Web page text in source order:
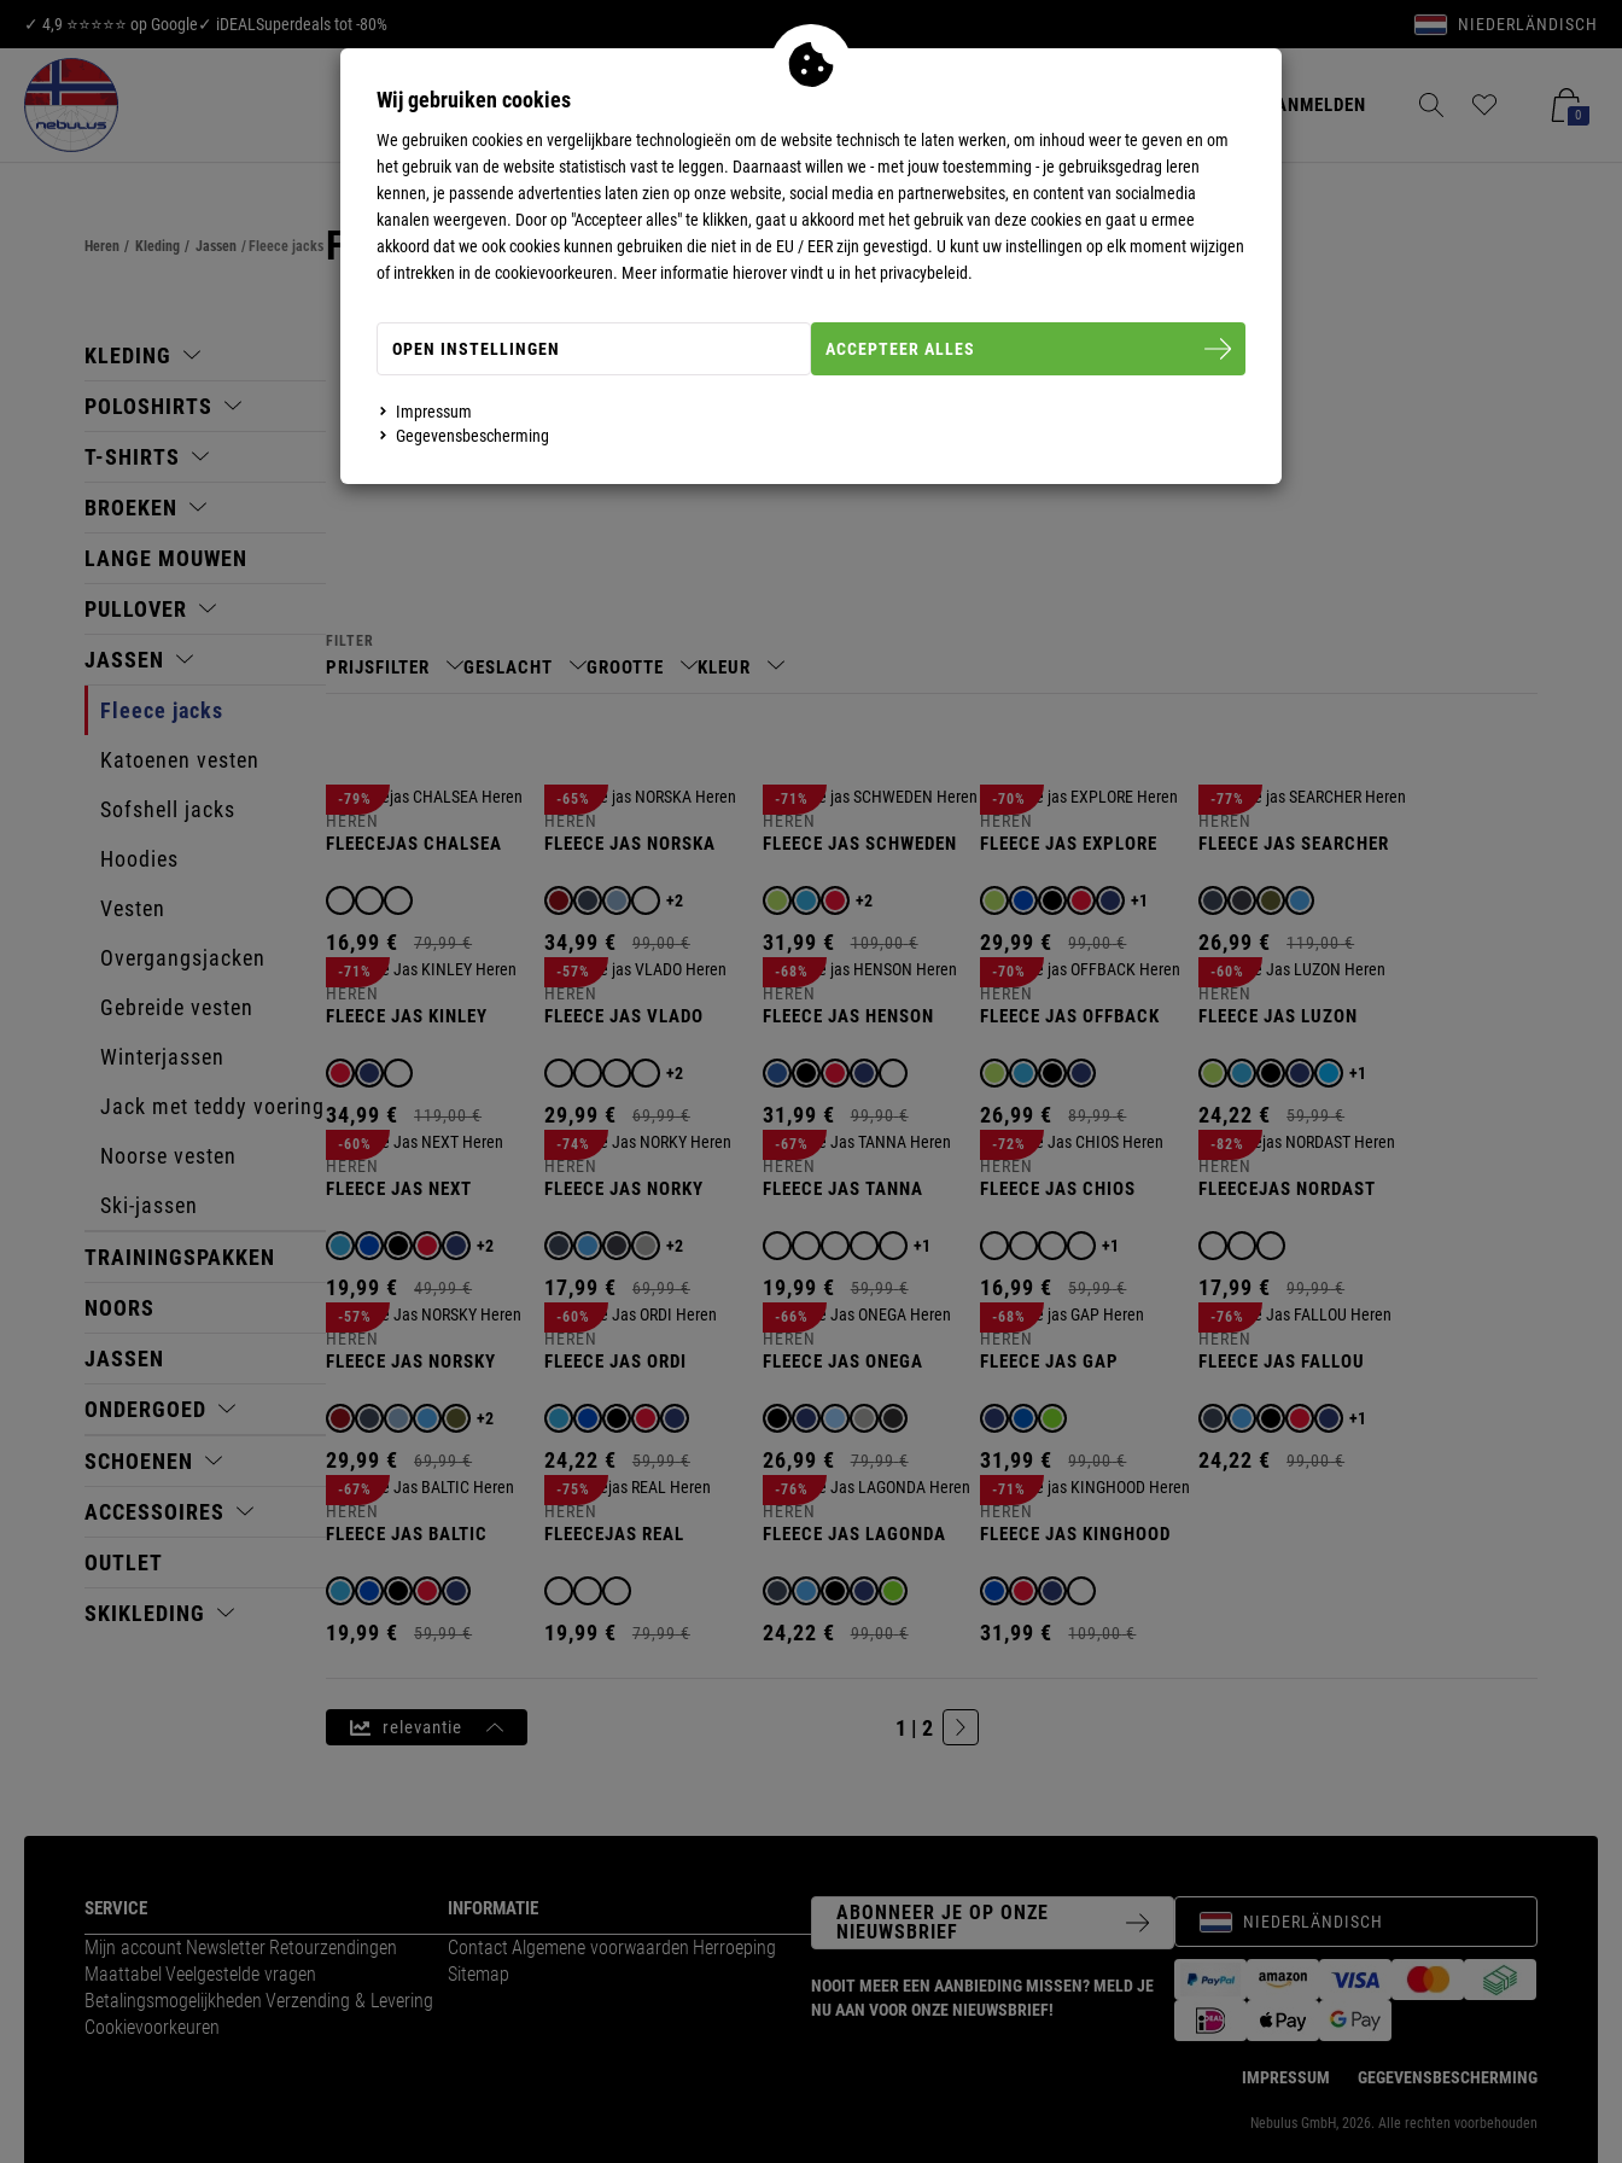
✓ 4,9 ⭐⭐⭐⭐⭐ op Google✓ iDEAL Superdeals tot -80% NIEDERLÄNDISCH
HEREN DAMES AanmeldenAANMELDEN Merkzettel aufklappenWarenkorb
0
Heren / Kleding / Jassen / Fleece jacks
KLEDING
POLOSHIRTS
T-SHIRTS
BROEKEN
LANGE MOUWEN
PULLOVER
JASSEN
Fleece jacks
Katoenen vesten
Sofshell jacks
Hoodies
Vesten
Overgangsjacken
Gebreide vesten
Winterjassen
Jack met teddy voering
Noorse vesten
Ski-jassen
TRAININGSPAKKEN
NOORS
JASSEN
ONDERGOED
SCHOENEN
ACCESSOIRES
OUTLET
SKIKLEDING
FLEECE JACKS
E
E
E
E
S
E
E
S
E
E
S
E
E
S
E
E
S
E
E
S
E
E
S
E
E
S
E
E
S
E
S
E
S
S
FILTER
PRIJSFILTER GESLACHT GROOTTE KLEUR
HEREN
FLEECEJAS CHALSEA
16,99 € 79,99 €
-79%
HEREN
FLEECE JAS NORSKA
+2
34,99 € 99,00 €
-65%
HEREN
FLEECE JAS SCHWEDEN
+2
31,99 € 109,00 €
-71%
HEREN
FLEECE JAS EXPLORE
+1
29,99 € 99,00 €
-70%
HEREN
FLEECE JAS SEARCHER
26,99 € 119,00 €
-77%
HEREN
FLEECE JAS KINLEY
34,99 € 119,00 €
-71%
HEREN
FLEECE JAS VLADO
+2
29,99 € 69,99 €
-57%
HEREN
FLEECE JAS HENSON
31,99 € 99,90 €
-68%
HEREN
FLEECE JAS OFFBACK
26,99 € 89,99 €
-70%
HEREN
FLEECE JAS LUZON
+1
24,22 € 59,99 €
-60%
HEREN
FLEECE JAS NEXT
+2
19,99 € 49,99 €
-60%
HEREN
FLEECE JAS NORKY
+2
17,99 € 69,99 €
-74%
HEREN
FLEECE JAS TANNA
+1
19,99 € 59,99 €
-67%
HEREN
FLEECE JAS CHIOS
+1
16,99 € 59,99 €
-72%
HEREN
FLEECEJAS NORDAST
17,99 € 99,99 €
-82%
HEREN
FLEECE JAS NORSKY
+2
29,99 € 69,99 €
-57%
HEREN
FLEECE JAS ORDI
24,22 € 59,99 €
-60%
HEREN
FLEECE JAS ONEGA
26,99 € 79,99 €
-66%
HEREN
FLEECE JAS GAP
31,99 € 99,00 €
-68%
HEREN
FLEECE JAS FALLOU
+1
24,22 € 99,00 €
-76%
HEREN
FLEECE JAS BALTIC
19,99 € 59,99 €
-67%
HEREN
FLEECEJAS REAL
19,99 € 79,99 €
-75%
HEREN
FLEECE JAS LAGONDA
24,22 € 99,00 €
-76%
HEREN
FLEECE JAS KINGHOOD
31,99 € 109,00 €
-71%
relevantie 1 | 2
SERVICE
Mijn account Newsletter Retourzendingen
Maattabel Veelgestelde vragen
Betalingsmogelijkheden Verzending & Levering
Cookievoorkeuren
INFORMATIE
Contact Algemene voorwaarden Herroeping
Sitemap
ABONNEER JE OP ONZE
NIEUWSBRIEF
NOOIT MEER EEN AANBIEDING MISSEN? MELD JE
NU AAN VOOR ONZE NIEUWSBRIEF!
NIEDERLÄNDISCH
IMPRESSUM GEGEVENSBESCHERMING
Nebulus GmbH, 2026. Alle rechten voorbehouden
Wij gebruiken cookies
We gebruiken cookies en vergelijkbare technologieën om de website technisch te laten werken, om inhoud weer te geven en om
het gebruik van de website statistisch vast te leggen. Daarnaast willen we - met jouw toestemming - je gebruiksgedrag leren
kennen, je passende advertenties laten zien op onze website, social media en partnerwebsites, en content van socialmedia
kanalen weergeven. Door op "Accepteer alles" te klikken, gaat u akkoord met het gebruik van deze cookies en gaat u ermee
akkoord dat we ook cookies kunnen gebruiken die niet in de EU / EER zijn gevestigd. U kunt uw instellingen op elk moment wijzigen
of intrekken in de cookievoorkeuren. Meer informatie hierover vindt u in het privacybeleid.
OPEN INSTELLINGEN ACCEPTEER ALLES
Impressum
Gegevensbescherming